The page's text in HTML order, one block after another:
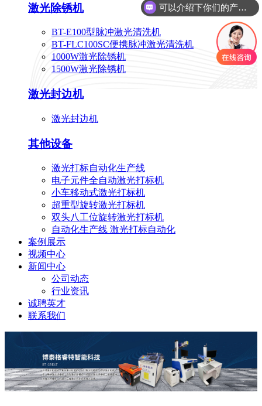
激光除锈机
BT-E100型脉冲激光清洗机
BT-FLC100SC便携脉冲激光清洗机
1000W激光除锈机
1500W激光除锈机
激光封边机
激光封边机
其他设备
激光打标自动化生产线
电子元件全自动激光打标机
小车移动式激光打标机
超重型旋转激光打标机
双头八工位旋转激光打标机
自动化生产线 激光打标自动化
案例展示
视频中心
新闻中心
公司动态
行业资讯
诚聘英才
联系我们
可以介绍下你们的产品么